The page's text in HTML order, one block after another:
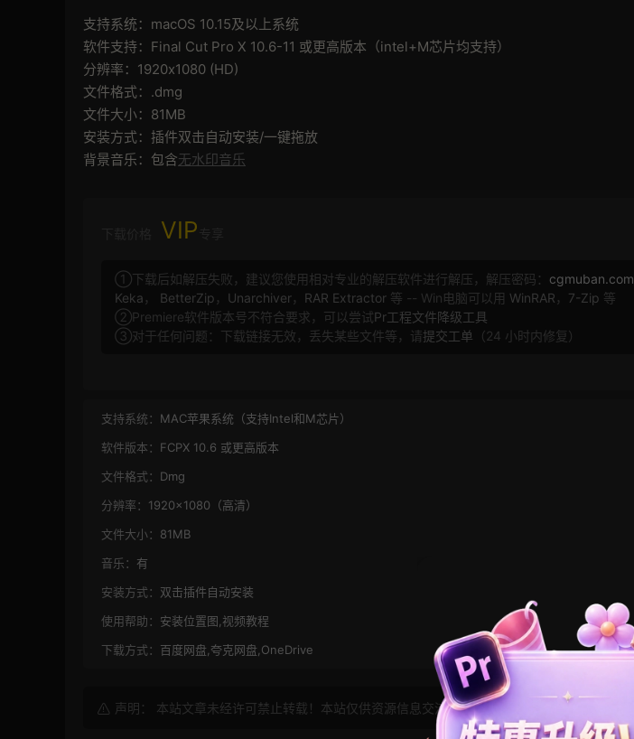
支持系统：macOS 10.15及以上系统
软件支持：Final Cut Pro X 10.6-11 或更高版本（intel+M芯片均支持）
分辨率：1920x1080 (HD)
文件格式：.dmg
文件大小：81MB
安装方式：插件双击自动安装/一键拖放
背景音乐：包含无水印音乐
VIP
①下载后如解压失败，建议您使用相对专业的解压软件进行解压，解压密码： cgmuban.com
Keka ， BetterZip ， Unarchiver， RAR Extractor 等 -- Win电脑可以用 WinRAR ， 7-Zip 等
②Premiere软件版本号不符合要求，可以尝试Pr工程文件降级工具
③对于任何问题：下载链接无效，丢失某些文件等，请提交工单 （24 小时内修复）
支持系统： MAC苹果系统（支持Intel和M芯片）
软件版本： FCPX 10.6 或更高版本
文件格式： Dmg
分辨率： 1920×1080（高清）
文件大小： 81MB
音乐： 有
安装方式： 双击插件自动安装
使用帮助： 安装位置图,视频教程
下载方式： 百度网盘,夸克网盘,OneDrive
声明： 本站文章未经许可禁止转载！本站仅供资源信息交流学习， 版权说明